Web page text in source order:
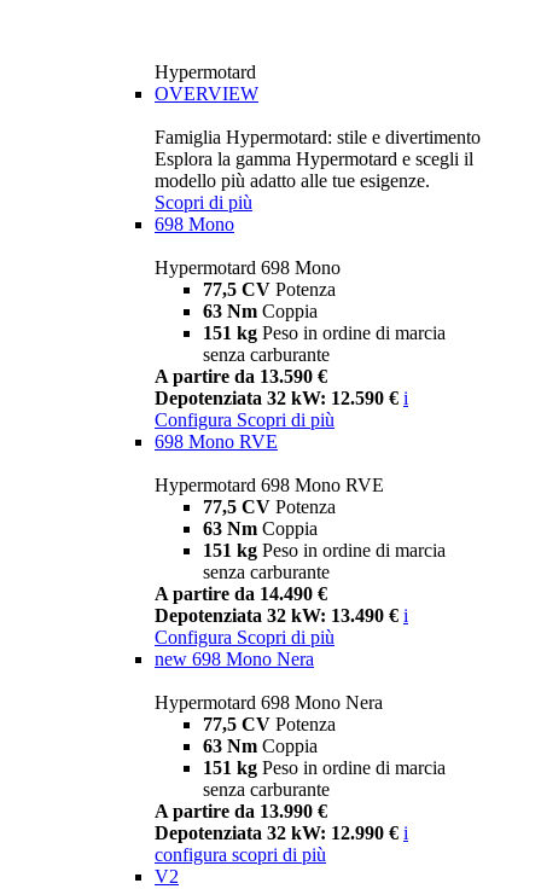
Hypermotard
OVERVIEW
Famiglia Hypermotard: stile e divertimento
Esplora la gamma Hypermotard e scegli il
modello più adatto alle tue esigenze.
Scopri di più
698 Mono
Hypermotard 698 Mono
77,5 CV Potenza
63 Nm Coppia
151 kg Peso in ordine di marcia
senza carburante
A partire da 13.590 €
Depotenziata 32 kW: 12.590 € i
Configura Scopri di più
698 Mono RVE
Hypermotard 698 Mono RVE
77,5 CV Potenza
63 Nm Coppia
151 kg Peso in ordine di marcia
senza carburante
A partire da 14.490 €
Depotenziata 32 kW: 13.490 € i
Configura Scopri di più
new 698 Mono Nera
Hypermotard 698 Mono Nera
77,5 CV Potenza
63 Nm Coppia
151 kg Peso in ordine di marcia
senza carburante
A partire da 13.990 €
Depotenziata 32 kW: 12.990 € i
configura scopri di più
V2